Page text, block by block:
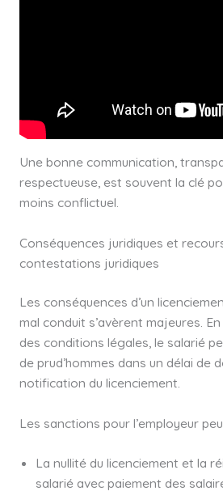
Une bonne communication,
respectueuse, est souvent la clé
moins conflictuel.
Conséquences juridiques et
contestations juridiques
Les conséquences d’un
mal conduit s’avèrent majeures.
des conditions légales, le salarié
de prud’hommes dans un délai de
notification du licenciement.
Les sanctions pour l’employeur
La nullité du licenciement et la
salarié avec paiement des